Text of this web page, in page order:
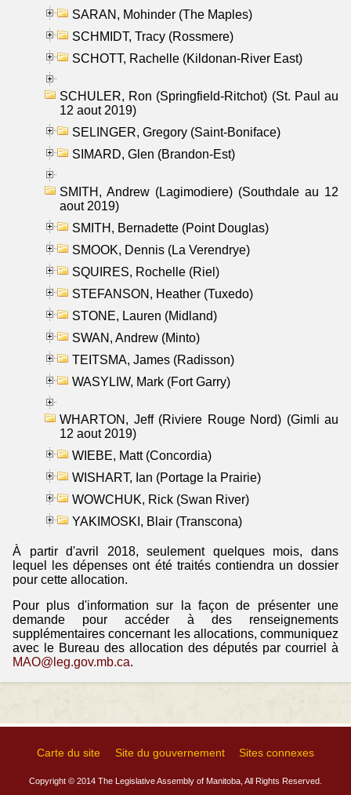
SARAN, Mohinder (The Maples)
SCHMIDT, Tracy (Rossmere)
SCHOTT, Rachelle (Kildonan-River East)
SCHULER, Ron (Springfield-Ritchot) (St. Paul au
12 aout 2019)
SELINGER, Gregory (Saint-Boniface)
SIMARD, Glen (Brandon-Est)
SMITH, Andrew (Lagimodiere) (Southdale au 12
aout 2019)
SMITH, Bernadette (Point Douglas)
SMOOK, Dennis (La Verendrye)
SQUIRES, Rochelle (Riel)
STEFANSON, Heather (Tuxedo)
STONE, Lauren (Midland)
SWAN, Andrew (Minto)
TEITSMA, James (Radisson)
WASYLIW, Mark (Fort Garry)
WHARTON, Jeff (Riviere Rouge Nord) (Gimli au
12 aout 2019)
WIEBE, Matt (Concordia)
WISHART, Ian (Portage la Prairie)
WOWCHUK, Rick (Swan River)
YAKIMOSKI, Blair (Transcona)
À partir d'avril 2018, seulement quelques mois, dans
lequel les dépenses ont été traités contiendra un dossier
pour cette allocation.
Pour plus d'information sur la façon de présenter une
demande pour accéder à des renseignements
supplémentaires concernant les allocations, communiquez
avec le Bureau des allocation des députés par courriel à
MAO@leg.gov.mb.ca.
Carte du site Site du gouvernement Sites connexes
Copyright © 2014 The Legislative Assembly of Manitoba, All Rights Reserved.